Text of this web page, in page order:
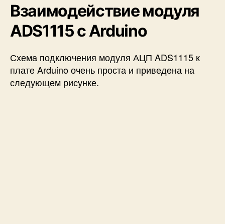
Взаимодействие модуля
ADS1115 с Arduino
Схема подключения модуля АЦП ADS1115 к
плате Arduino очень проста и приведена на
следующем рисунке.